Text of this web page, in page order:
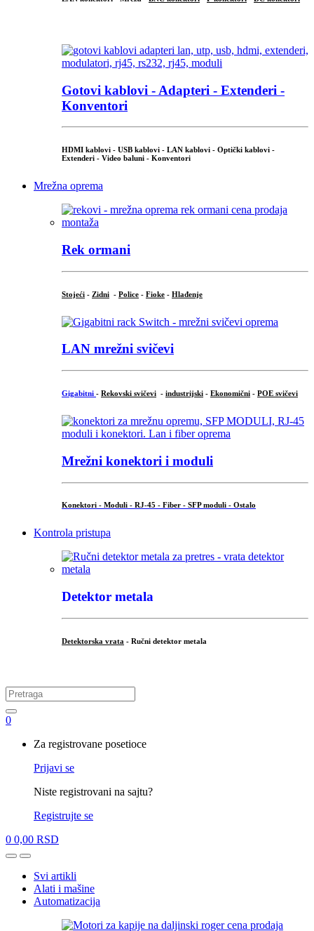
Gotovi kablovi - Adapteri - Extenderi -
Konventori
HDMI kablovi - USB kablovi - LAN kablovi - Optički kablovi -
Extenderi - Video baluni - Konventori
Mrežna oprema
Rek ormani
Stojeći - Zidni - Police - Fioke - Hlađenje
LAN mrežni svičevi
Gigabitni - Rekovski svičevi - industrijski - Ekonomični - POE svičevi
Mrežni konektori i moduli
Konektori - Moduli - RJ-45 - Fiber - SFP moduli - Ostalo
Kontrola pristupa
Detektor metala
Detektorska vrata - Ručni detektor metala
Search
for:
0
Za registrovane posetioce
Prijavi se
Niste registrovani na sajtu?
Registrujte se
0 0,00 RSD
OpenClose
Svi artikli
Alati i mašine
Automatizacija